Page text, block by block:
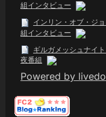
組インタビュー
インリン・オブ・ジ
組インタビュー
ギルガメッシュナイ
夜番組
Powered by